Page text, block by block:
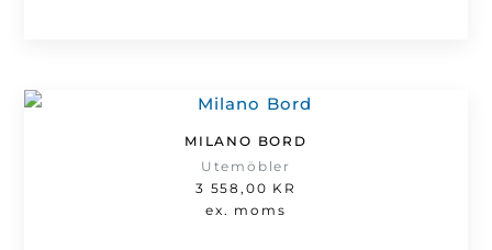
MILANO BORD
Utemöbler
3 558,00 KR
ex. moms